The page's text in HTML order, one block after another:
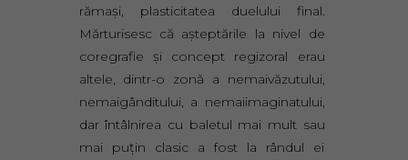
rămaşi, plasticitatea duelului final.
Mărturisesc că aşteptările la nivel de
coregrafie şi concept regizoral erau
altele, dintr-o zonă a nemaivăzutului,
nemaigânditului, a nemaiimaginatului,
dar întâlnirea cu baletul mai mult sau
mai puţin clasic a fost la rândul ei